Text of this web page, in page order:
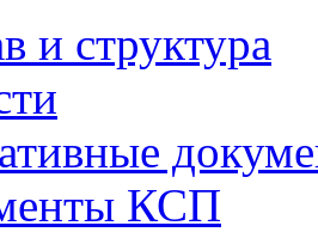
и структура
КСП